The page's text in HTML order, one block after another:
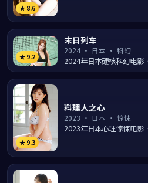
★ 8.6
★ 9.2
末日列车
2024· 日本 · 科幻
2024年日本硬核科幻电影
之置身近未来世界，面对
命题...
★ 9.3
料理人之心
2023 · 日本 · 惊悚
2023年日本心理惊悚电影